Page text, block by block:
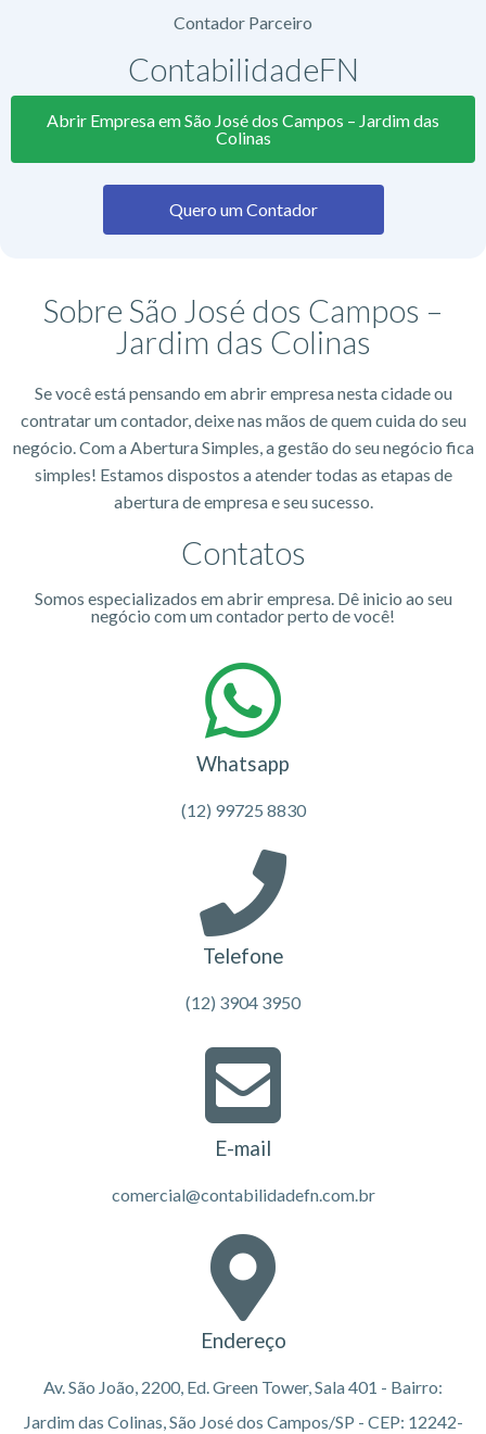
Contador Parceiro
ContabilidadeFN
Abrir Empresa em São José dos Campos – Jardim das
Colinas
Quero um Contador
Sobre São José dos Campos –
Jardim das Colinas
Se você está pensando em abrir empresa nesta cidade ou
contratar um contador, deixe nas mãos de quem cuida do seu
negócio. Com a Abertura Simples, a gestão do seu negócio fica
simples! Estamos dispostos a atender todas as etapas de
abertura de empresa e seu sucesso.
Contatos
Somos especializados em abrir empresa. Dê inicio ao seu
negócio com um contador perto de você!
Whatsapp
(12) 99725 8830
Telefone
(12) 3904 3950
E-mail
comercial@contabilidadefn.com.br
Endereço
Av. São João, 2200, Ed. Green Tower, Sala 401 - Bairro:
Jardim das Colinas, São José dos Campos/SP - CEP: 12242-